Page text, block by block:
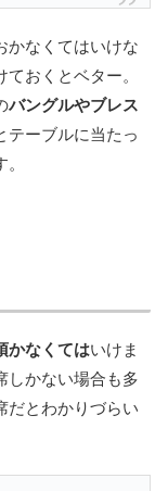
かなくてはいけな
ておくとベター。
バングルやブレス
テーブルに当たっ
かなくてはいけま
しかない場合も多
だとわかりづらい